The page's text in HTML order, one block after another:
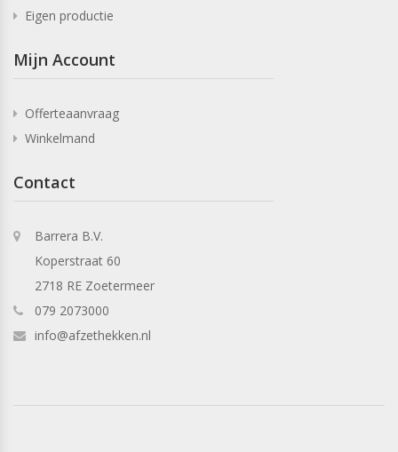
Eigen productie
Mijn Account
Offerteaanvraag
Winkelmand
Contact
Barrera B.V.
Koperstraat 60
2718 RE Zoetermeer
079 2073000
info@afzethekken.nl